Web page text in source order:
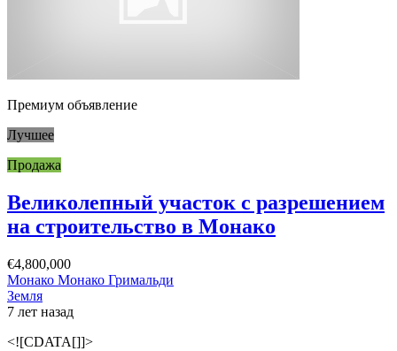
Премиум объявление
Лучшее
Продажа
Великолепный участок с разрешением
на строительство в Монако
€4,800,000
Монако Монако Гримальди
Земля
7 лет назад
<![CDATA[]]>